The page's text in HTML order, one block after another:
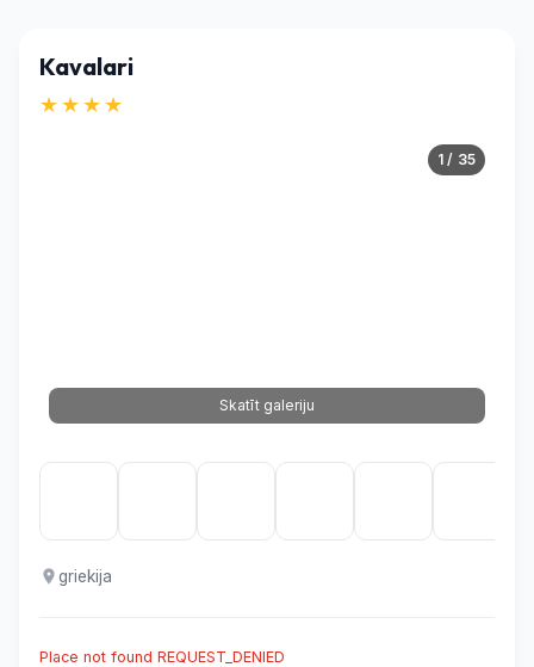
Kavalari
★★★★
1 / 35
Skatīt galeriju
griekija
Place not found REQUEST_DENIED